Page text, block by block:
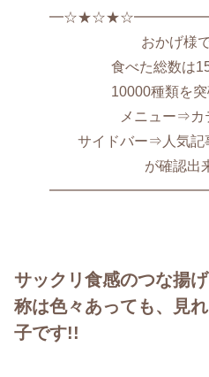
おかげ様
食べた総数は
10000種類を
メニュー⇒カ
サイドバー⇒人気記
が確認出
サックリ食感のつな揚
称は色々あっても、見
子です!!